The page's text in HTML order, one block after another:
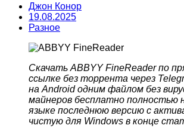
Джон Конор
19.08.2025
Разное
Скачать ABBYY FineReader по
ссылке без торрента через
на Android одним файлом без
майнеров бесплатно полностью
языке последнюю версию с
чистую для Windows в конце